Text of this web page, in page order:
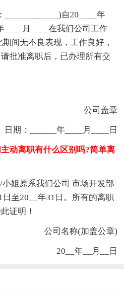
____________)自20____年
____月____在我们公司工作
期间无不良表现，工作良好，
批准离职后，已办理所有交
公司盖章
：______年____月____日
动离职有什么区别吗?简单离
姐原系我们公司 市场开发部
至20__年31日。所有的离职
证明！
公司名称(加盖公章)
20__年__月__日